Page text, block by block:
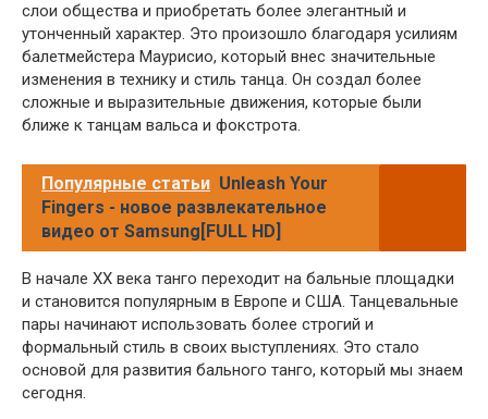
слои общества и приобретать более элегантный и
утонченный характер. Это произошло благодаря усилиям
балетмейстера Маурисио, который внес значительные
изменения в технику и стиль танца. Он создал более
сложные и выразительные движения, которые были
ближе к танцам вальса и фокстрота.
Популярные статьи Unleash Your
Fingers - новое развлекательное
видео от Samsung[FULL HD]
В начале XX века танго переходит на бальные площадки
и становится популярным в Европе и США. Танцевальные
пары начинают использовать более строгий и
формальный стиль в своих выступлениях. Это стало
основой для развития бального танго, который мы знаем
сегодня.